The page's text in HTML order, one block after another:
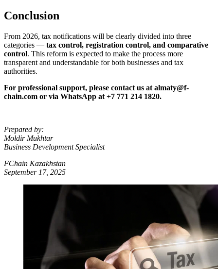
Conclusion
From 2026, tax notifications will be clearly divided into three
categories — tax control, registration control, and comparative
control. This reform is expected to make the process more
transparent and understandable for both businesses and tax
authorities.
For professional support, please contact us at almaty@f-
chain.com or via WhatsApp at +7 771 214 1820.
Prepared by:
Moldir Mukhtar
Business Development Specialist
FChain Kazakhstan
September 17, 2025